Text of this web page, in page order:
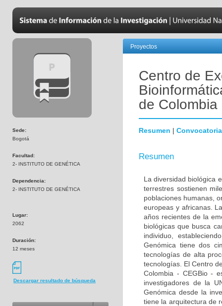
Sede:
Bogotá
Facultad:
2- INSTITUTO DE GENÉTICA
Dependencia:
2- INSTITUTO DE GENÉTICA
Lugar:
2062
Duración:
12 meses
Descargar resultado de búsqueda
Proyectos
Centro de
de Colombia
Resumen | Convocatoria
Resumen
La diversidad biológica
terrestres sostienen
poblaciones humanas,
europeas y africanas.
años recientes de la
biológicas que busca
individuo,
Genómica tiene dos
tecnologías de alta
tecnologías. El Centro
Colombia - CEGBio -
investigadores de la
Genómica desde la
tiene la arquitectura de